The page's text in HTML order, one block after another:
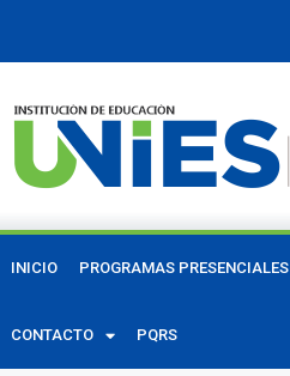
INICIO PROGRAMAS PRESENCIALES
CONTACTO PQRS